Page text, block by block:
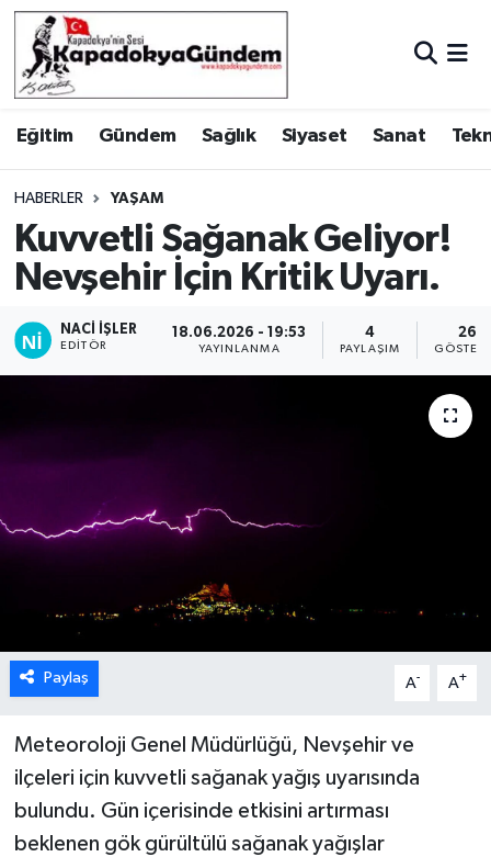
Eğitim Gündem Sağlık Siyaset Sanat
HABERLER YAŞAM
Kuvvetli Sağanak Geliyor!
Nevşehir İçin Kritik Uyarı.
NACI İŞLER
EDITÖR
18.06.2026 - 19:53
YAYINLANMA
4
PAYLAŞIM
26
Paylaş A- A+
Meteoroloji Genel Müdürlüğü, Nevşehir ve
ilçeleri için kuvvetli sağanak yağış uyarısında
bulundu. Gün içerisinde etkisini artırması
beklenen gök gürültülü sağanak yağışlar
Hava Durumu
Trafik Durumu
Süper Lig Puan Durumu ve Fikstür
Tüm Manşetler